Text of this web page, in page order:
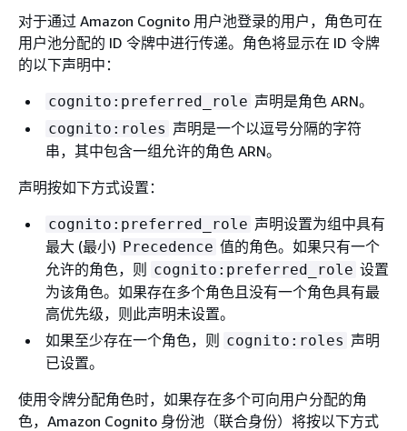
对于通过 Amazon Cognito 用户池登录的用户，角色可在
用户池分配的 ID 令牌中进行传递。角色将显示在 ID 令牌
的以下声明中：
cognito:preferred_role 声明是角色 ARN。
cognito:roles 声明是一个以逗号分隔的字符
串，其中包含一组允许的角色 ARN。
声明按如下方式设置：
cognito:preferred_role 声明设置为组中具有
最大 (最小) Precedence 值的角色。如果只有一个
允许的角色，则 cognito:preferred_role 设置
为该角色。如果存在多个角色且没有一个角色具有最
高优先级，则此声明未设置。
如果至少存在一个角色，则 cognito:roles 声明
已设置。
使用令牌分配角色时，如果存在多个可向用户分配的角
色，Amazon Cognito 身份池（联合身份）将按以下方式